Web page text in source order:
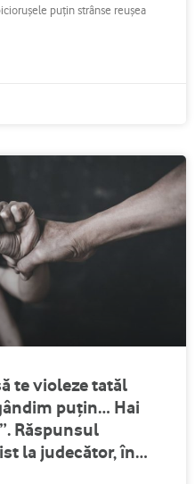
puțin strânse reușea
te violeze tatăl
puțin… Hai
Răspunsul
la judecător, în